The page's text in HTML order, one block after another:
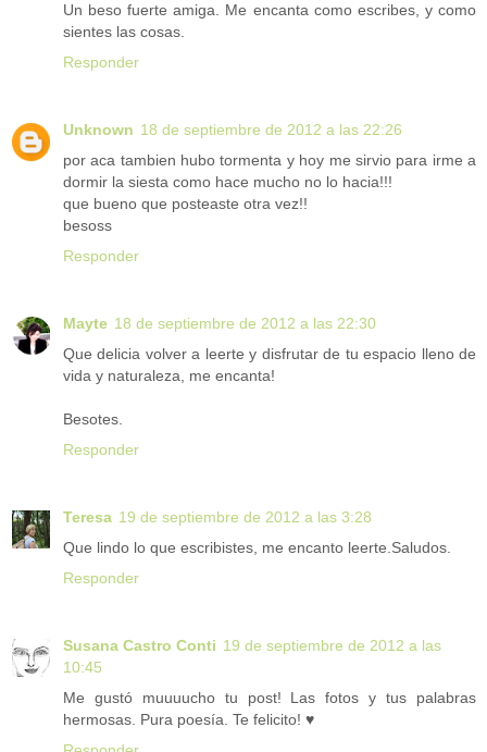
Un beso fuerte amiga. Me encanta como escribes, y como
sientes las cosas.
Responder
Unknown 18 de septiembre de 2012 a las 22:26
por aca tambien hubo tormenta y hoy me sirvio para irme a
dormir la siesta como hace mucho no lo hacia!!!
que bueno que posteaste otra vez!!
besoss
Responder
Mayte 18 de septiembre de 2012 a las 22:30
Que delicia volver a leerte y disfrutar de tu espacio lleno de
vida y naturaleza, me encanta!
Besotes.
Responder
Teresa 19 de septiembre de 2012 a las 3:28
Que lindo lo que escribistes, me encanto leerte.Saludos.
Responder
Susana Castro Conti 19 de septiembre de 2012 a las
10:45
Me gustó muuuucho tu post! Las fotos y tus palabras
hermosas. Pura poesía. Te felicito! ♥